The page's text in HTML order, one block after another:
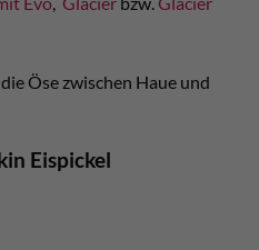
Öse zwischen Haue und
Eispickel